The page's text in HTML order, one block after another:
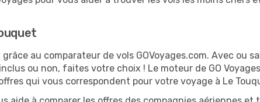
au comparateur de vols GOVoyages.com. Avec ou
ou non, faites votre choix ! Le moteur de GO
qui vous correspondent pour votre voyage à Le